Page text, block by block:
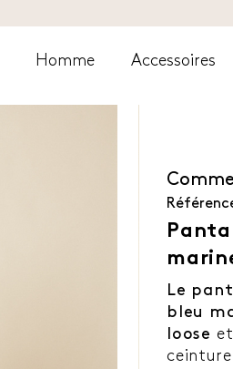
Homme Accessoires
Le
bleu
loose